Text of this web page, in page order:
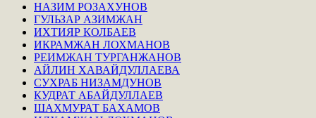
НАЗИМ РОЗАХУНОВ
ГУЛЬЗАР АЗИМЖАН
ИХТИЯР КОЛБАЕВ
ИКРАМЖАН ЛОХМАНОВ
РЕИМЖАН ТУРГАНЖАНОВ
АЙЛИН ХАВАЙДУЛЛАЕВА
СУХРАБ НИЗАМДУНОВ
КУДРАТ АБАЙДУЛЛАЕВ
ШАХМУРАТ БАХАМОВ